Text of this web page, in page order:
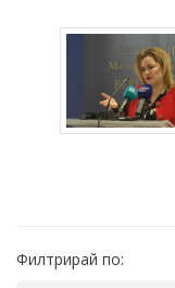
Филтрирай по: